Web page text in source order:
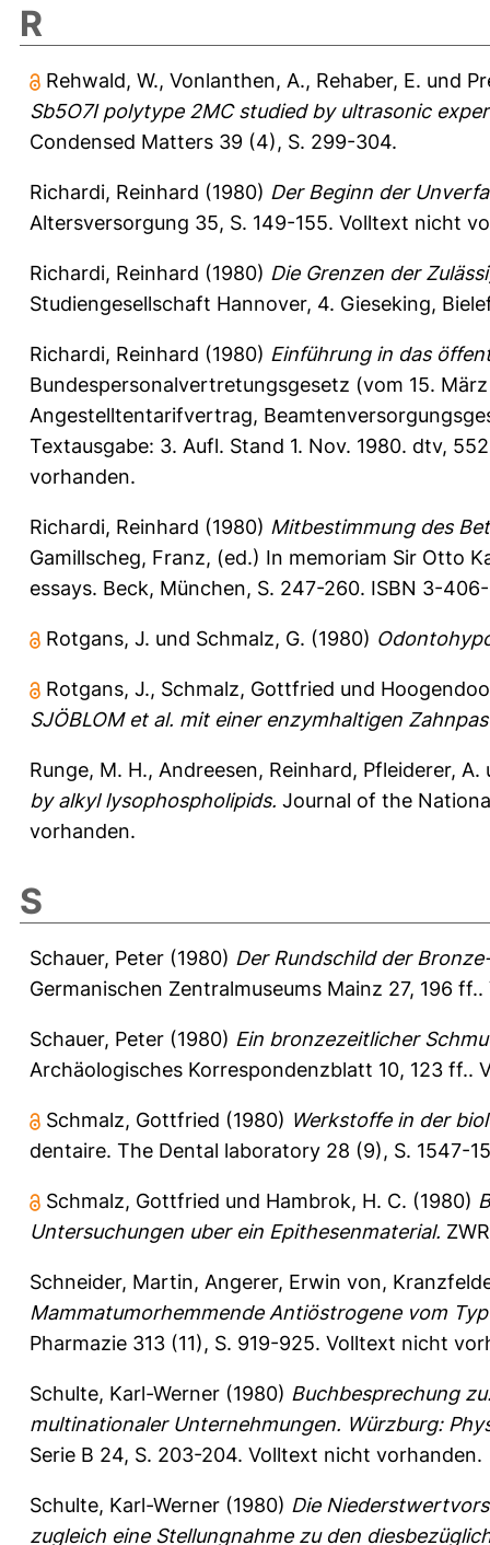
R
Rehwald, W., Vonlanthen, A., Rehaber, E. und
Sb5O7I polytype 2MC studied by ultrasonic
Condensed Matters 39 (4), S. 299-304.
Richardi, Reinhard (1980) Der Beginn der
Altersversorgung 35, S. 149-155. Volltext nicht
Richardi, Reinhard (1980) Die Grenzen der
Studiengesellschaft Hannover, 4. Gieseking,
Richardi, Reinhard (1980) Einführung in das
Bundespersonalvertretungsgesetz (vom 15.
Angestelltentarifvertrag,
Textausgabe: 3. Aufl. Stand 1. Nov. 1980. dtv,
vorhanden.
Richardi, Reinhard (1980) Mitbestimmung des
Gamillscheg, Franz, (ed.) In memoriam Sir Otto
essays. Beck, München, S. 247-260. ISBN 3-
Rotgans, J. und Schmalz, G. (1980)
Rotgans, J., Schmalz, Gottfried und
SJÖBLOM et al. mit einer enzymhaltigen
Runge, M. H., Andreesen, Reinhard, Pfleiderer, A.
by alkyl lysophospholipids. Journal of the
vorhanden.
S
Schauer, Peter (1980) Der Rundschild der
Germanischen Zentralmuseums Mainz 27, 196 ff..
Schauer, Peter (1980) Ein bronzezeitlicher
Archäologisches Korrespondenzblatt 10, 123 ff..
Schmalz, Gottfried (1980) Werkstoffe in der
dentaire. The Dental laboratory 28 (9), S. 1547-
Schmalz, Gottfried und Hambrok, H. C. (1980)
Untersuchungen uber ein Epithesenmaterial.
Schneider, Martin, Angerer, Erwin von,
Mammatumorhemmende Antiöstrogene vom
Pharmazie 313 (11), S. 919-925. Volltext nicht
Schulte, Karl-Werner (1980) Buchbesprechung
multinationaler Unternehmungen. Würzburg:
Serie B 24, S. 203-204. Volltext nicht vorhanden.
Schulte, Karl-Werner (1980) Die
zugleich eine Stellungnahme zu den